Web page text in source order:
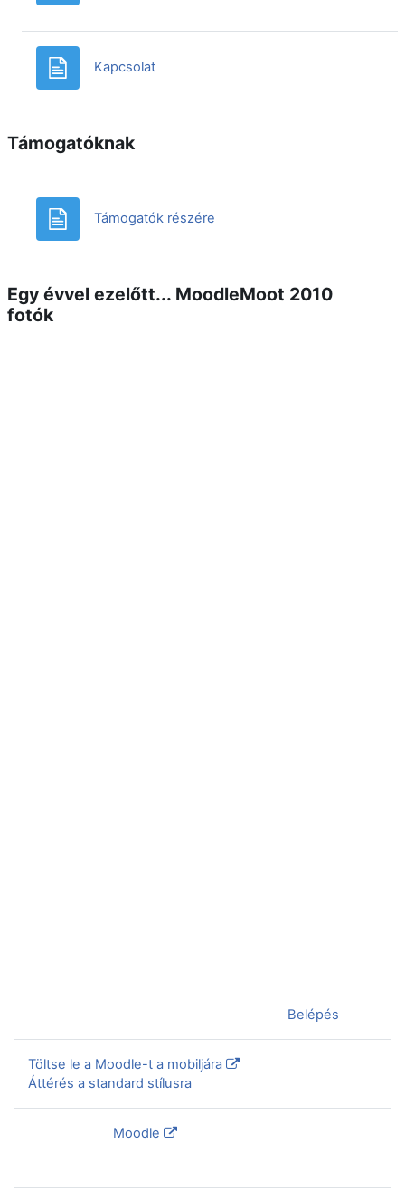
KapcsolatOldal
Támogatóknak
Támogatók részére
Egy évvel ezelőtt... MoodleMoot 2010
fotók
Belépés
Töltse le a Moodle-t a mobiljára
Áttérés a standard stílusra
Moodle